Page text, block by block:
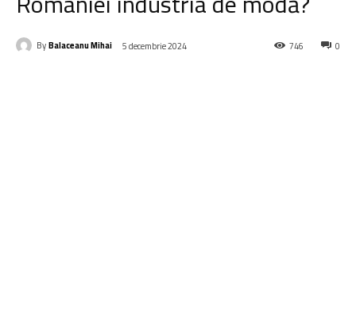
ByBalaceanu Mihai 5 decembrie 2024 0
746